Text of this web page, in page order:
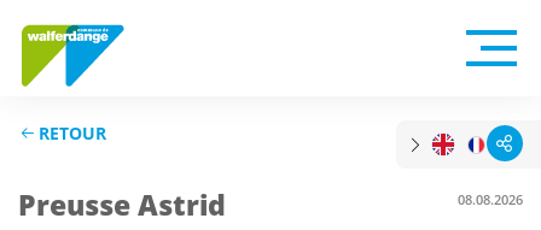
RETOUR
Preusse Astrid 08.08.2026